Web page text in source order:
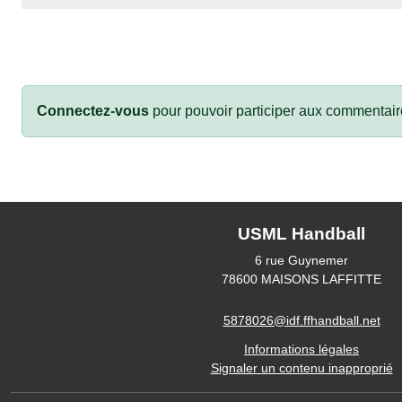
Connectez-vous pour pouvoir participer aux
USML Handball
6 rue Guynemer
78600 MAISONS LAFFITTE
5878026@idf.ffhandball.net
Informations légales
Signaler un contenu inapproprié